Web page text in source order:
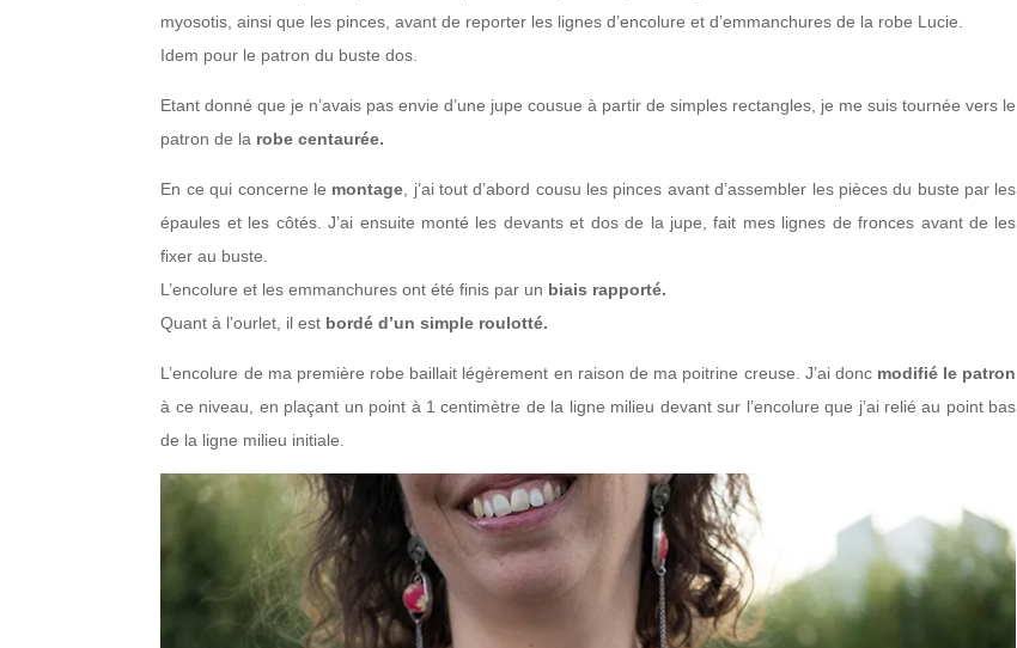
myosotis, ainsi que les pinces, avant de reporter les lignes d’encolure et d’emmanchures de la robe Lucie.
Idem pour le patron du buste dos.
Etant donné que je n’avais pas envie d’une jupe cousue à partir de simples rectangles, je me suis tournée vers le
patron de la robe centaurée.
En ce qui concerne le montage, j’ai tout d’abord cousu les pinces avant d’assembler les pièces du buste par les
épaules et les côtés. J’ai ensuite monté les devants et dos de la jupe, fait mes lignes de fronces avant de les
fixer au buste.
L’encolure et les emmanchures ont été finis par un biais rapporté.
Quant à l’ourlet, il est bordé d’un simple roulotté.
L’encolure de ma première robe baillait légèrement en raison de ma poitrine creuse. J’ai doncmodifié le patron
à ce niveau, en plaçant un point à 1 centimètre de la ligne milieu devant sur l’encolure que j’ai relié au point bas
de la ligne milieu initiale.